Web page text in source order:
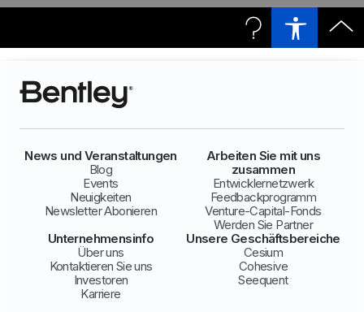
News und Veranstaltungen
Blog
Events
Neuigkeiten
Newsletter Abonieren
Arbeiten Sie mit uns
zusammen
Entwicklernetzwerk
Feedbackprogramm
Venture-Capital-Fonds
Werden Sie Partner
Unternehmensinfo
Über uns
Kontaktieren Sie uns
Investoren
Karriere
Unsere Geschäftsbereiche
Cesium
Cohesive
Seequent